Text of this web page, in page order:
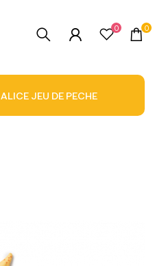
0 0
ALICE JEU DE PECHE